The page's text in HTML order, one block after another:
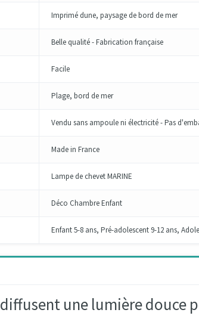
Imprimé dune, paysage de bord de mer
Belle qualité - Fabrication française
Facile
Plage, bord de mer
Vendu sans ampoule ni électricité - Pas
Made in France
Lampe de chevet MARINE
Déco Chambre Enfant
Enfant 5-8 ans, Pré-adolescent 9-12 ans,
une lumière douce